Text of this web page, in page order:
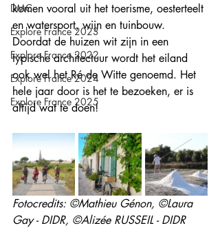
DMC
Explore France 2023
Explore France 2022
Explore France 2024
Explore France 2025
komen vooral uit het toerisme, oesterteelt
en watersport, wijn en tuinbouw.
Doordat de huizen wit zijn in een
typische architectuur wordt het eiland
ook wel het Ré de Witte genoemd. Het
hele jaar door is het te bezoeken, er is
altijd wat te doen!
Fotocredits: ©Mathieu Génon, ©Laura
Gay - DIDR, ©Alizée RUSSEIL - DIDR